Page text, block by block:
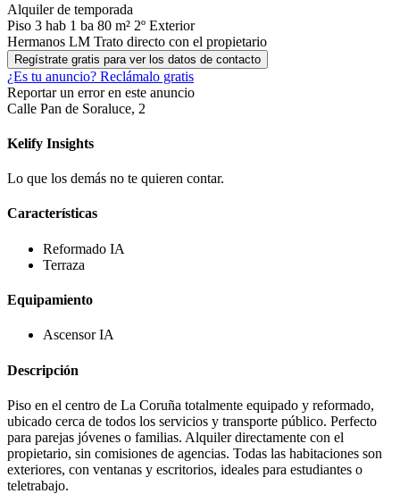
Alquiler de temporada
Piso 3 hab 1 ba 80 m² 2º Exterior
Hermanos LM Trato directo con el propietario
Regístrate gratis para ver los datos de contacto
¿Es tu anuncio? Reclámalo gratis
Reportar un error en este anuncio
Calle Pan de Soraluce, 2
Kelify Insights
Lo que los demás no te quieren contar.
Características
Reformado IA
Terraza
Equipamiento
AscensorIA
Descripción
Piso en el centro de La Coruña totalmente equipado y reformado,
ubicado cerca de todos los servicios y transporte público. Perfecto
para parejas jóvenes o familias. Alquiler directamente con el
propietario, sin comisiones de agencias. Todas las habitaciones son
exteriores, con ventanas y escritorios, ideales para estudiantes o
teletrabajo.